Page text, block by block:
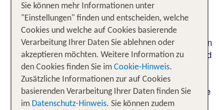
Höhlen oder Wasserfälle erkundest. Viele
zauberhafte Städte wie der Fischerort Rabac, das
historische Pula, das romantische Novigrad und
weitere laden mit ihren Altstädten und Promenaden
zum Bummeln. Du möchtest einfach nur am Strand
die Seele baumeln lassen und den Blick über die
kristallklare, tiefblaue Adria genießen? Auch dann
ist Istrien in Kroatien für Deinen Urlaub das richtige
Ziel!
Sie können mehr Informationen unter
"Einstellungen" finden und entscheiden, welche
Cookies und welche auf Cookies basierende
Verarbeitung Ihrer Daten Sie ablehnen oder
akzeptieren möchten. Weitere Information zu
den Cookies finden Sie im Cookie-Hinweis.
Zusätzliche Informationen zur auf Cookies
basierenden Verarbeitung Ihrer Daten finden Sie
im Datenschutz-Hinweis. Sie können zudem